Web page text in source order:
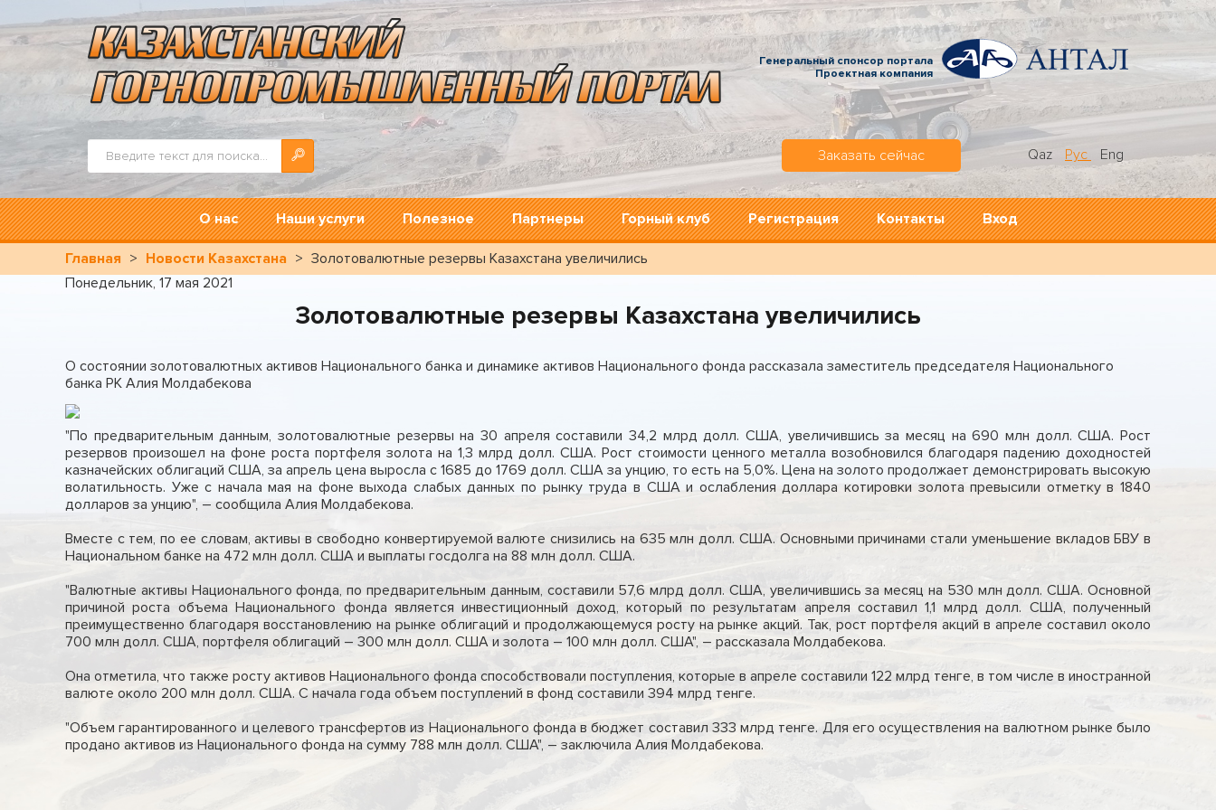
Генеральный спонсор портала
Проектная компания
Заказать сейчас Qaz Рус Eng
О нас Наши услуги Полезное Партнеры Горный клуб Регистрация Контакты Вход
Главная > Новости Казахстана > Золотовалютные резервы Казахстана увеличились
Понедельник, 17 мая 2021
Золотовалютные резервы Казахстана увеличились
О состоянии золотовалютных активов Национального банка и динамике активов Национального фонда рассказала заместитель председателя Национального
банка РК Алия Молдабекова
"По предварительным данным, золотовалютные резервы на 30 апреля составили 34,2 млрд долл. США, увеличившись за месяц на 690 млн долл. США. Рост
резервов произошел на фоне роста портфеля золота на 1,3 млрд долл. США. Рост стоимости ценного металла возобновился благодаря падению доходностей
казначейских облигаций США, за апрель цена выросла с 1685 до 1769 долл. США за унцию, то есть на 5,0%. Цена на золото продолжает демонстрировать высокую
волатильность. Уже с начала мая на фоне выхода слабых данных по рынку труда в США и ослабления доллара котировки золота превысили отметку в 1840
долларов за унцию", – сообщила Алия Молдабекова.
Вместе с тем, по ее словам, активы в свободно конвертируемой валюте снизились на 635 млн долл. США. Основными причинами стали уменьшение вкладов БВУ в
Национальном банке на 472 млн долл. США и выплаты госдолга на 88 млн долл. США.
"Валютные активы Национального фонда, по предварительным данным, составили 57,6 млрд долл. США, увеличившись за месяц на 530 млн долл. США. Основной
причиной роста объема Национального фонда является инвестиционный доход, который по результатам апреля составил 1,1 млрд долл. США, полученный
преимущественно благодаря восстановлению на рынке облигаций и продолжающемуся росту на рынке акций. Так, рост портфеля акций в апреле составил около
700 млн долл. США, портфеля облигаций – 300 млн долл. США и золота – 100 млн долл. США", – рассказала Молдабекова.
Она отметила, что также росту активов Национального фонда способствовали поступления, которые в апреле составили 122 млрд тенге, в том числе в иностранной
валюте около 200 млн долл. США. С начала года объем поступлений в фонд составили 394 млрд тенге.
"Объем гарантированного и целевого трансфертов из Национального фонда в бюджет составил 333 млрд тенге. Для его осуществления на валютном рынке было
продано активов из Национального фонда на сумму 788 млн долл. США", – заключила Алия Молдабекова.